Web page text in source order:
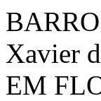
Xavier
EM